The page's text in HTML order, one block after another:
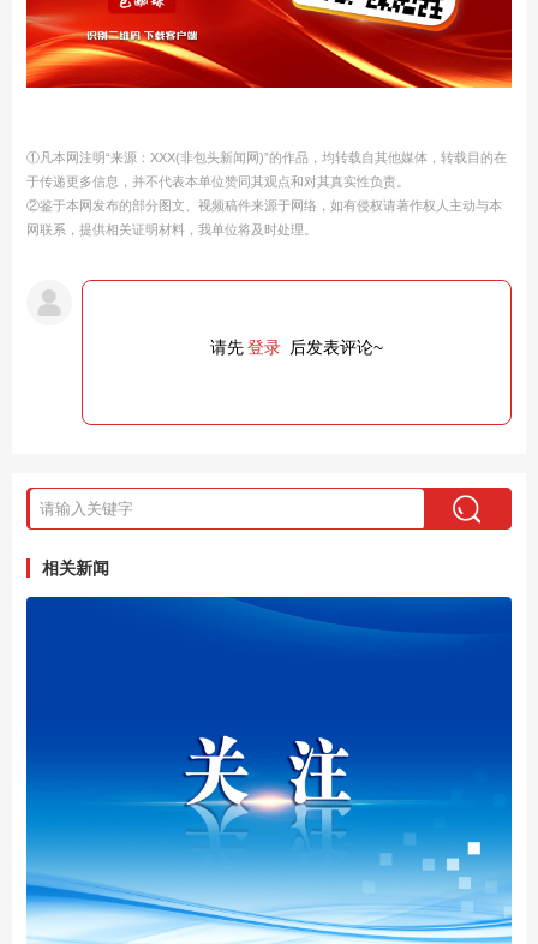
①凡本网注明“来源：XXX(非包头新闻网)”的作品，均转载自其他媒体，转载目的在
于传递更多信息，并不代表本单位赞同其观点和对其真实性负责。
②鉴于本网发布的部分图文、视频稿件来源于网络，如有侵权请著作权人主动与本
网联系，提供相关证明材料，我单位将及时处理。
请先登录 后发表评论~
相关新闻